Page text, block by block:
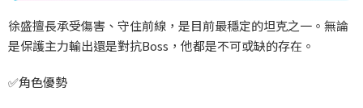
徐盛擅長承受傷害、守住前線，是目前最穩定的坦克之一。無論
是保護主力輸出還是對抗Boss ，他都是不可或缺的存在。
✅角色優勢